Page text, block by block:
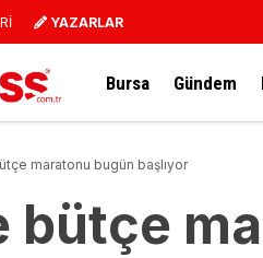
YAZARLAR
Bursa Gündem
maratonu bugün başlıyor
bütçe